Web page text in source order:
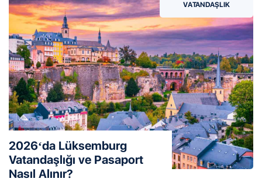
VATANDAŞLIK
2026‘da Lüksemburg
Vatandaşlığı ve Pasaport
Nasıl Alınır?